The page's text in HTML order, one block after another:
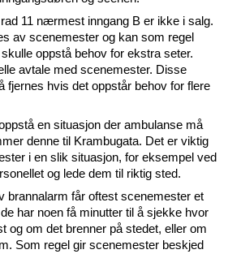
11 nærmest inngang B er ikke i salg.
av scenemester og kan som regel
oppstå behov for ekstra seter.
avtale med scenemester. Disse
fjernes hvis det oppstår behov for flere
en situasjon der ambulanse må
denne til Krambugata. Det er viktig
i en slik situasjon, for eksempel ved
og lede dem til riktig sted.
brannalarm får oftest scenemester et
har noen få minutter til å sjekke hvor
og om det brenner på stedet, eller om
Som regel gir scenemester beskjed